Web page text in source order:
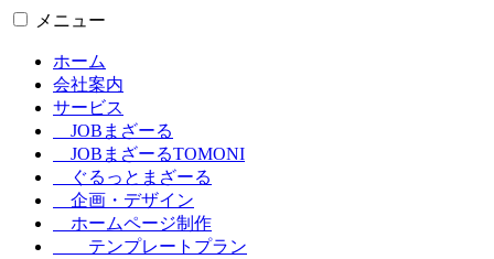
メニュー
ホーム
会社案内
サービス
JOBまざーる
JOBまざーるTOMONI
ぐるっとまざーる
企画・デザイン
ホームページ制作
テンプレートプラン